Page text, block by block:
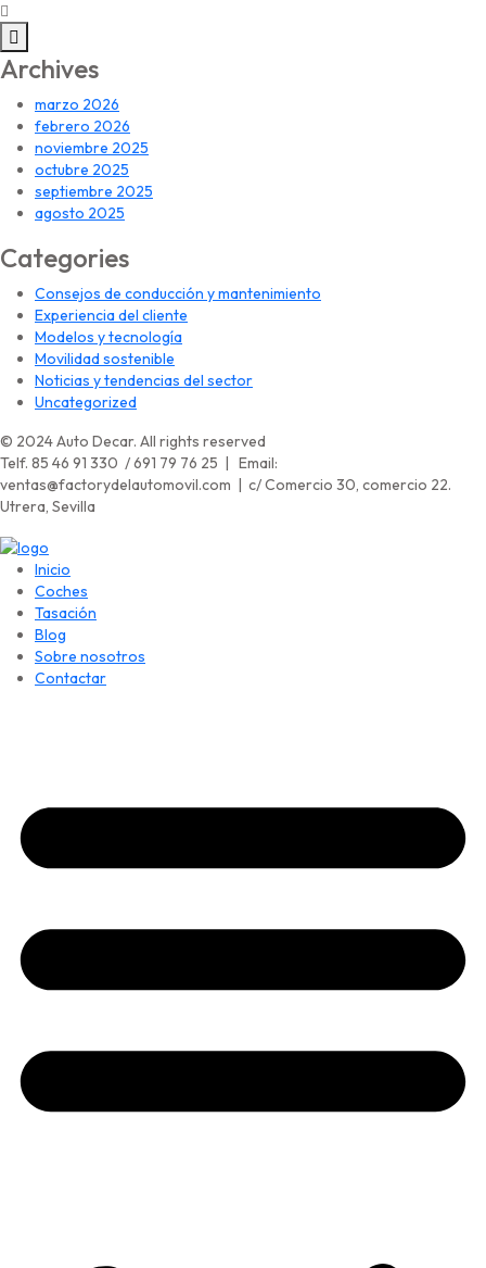
Archives
marzo 2026
febrero 2026
noviembre 2025
octubre 2025
septiembre 2025
agosto 2025
Categories
Consejos de conducción y mantenimiento
Experiencia del cliente
Modelos y tecnología
Movilidad sostenible
Noticias y tendencias del sector
Uncategorized
© 2024 Auto Decar. All rights reserved
Telf. 85 46 91 330 / 691 79 76 25 | Email:
ventas@factorydelautomovil.com | c/ Comercio 30, comercio 22.
Utrera, Sevilla
Inicio
Coches
Tasación
Blog
Sobre nosotros
Contactar